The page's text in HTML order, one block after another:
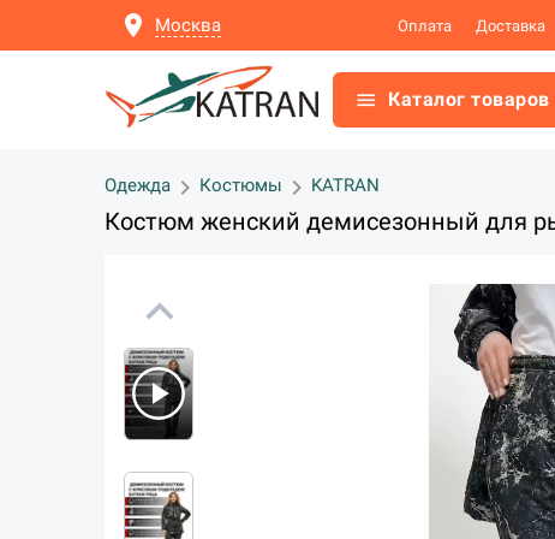
location_on Москва Оплата Доставка
menu Каталог товаров
Одежда chevron_right Костюмы chevron_right KATRAN
Костюм женский демисезонный для
expand_less